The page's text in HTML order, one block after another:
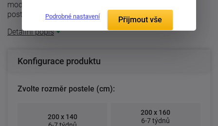
moderním designu, kde je čelo širší než samotný rám
postele a jsou v něm zakomponovány ...
Detailní popis
Konfigurace produktu
Zvolte rozměr postele (cm):
200 x 140
200 x 160
6-7 týdnů
Podrobné nastavení Přijmout vše